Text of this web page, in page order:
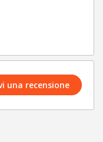
una recensione